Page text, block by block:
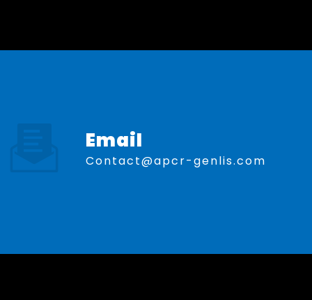
Email
contact@apcr-genlis.com